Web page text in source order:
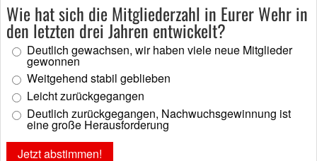
Wie hat sich die Mitgliederzahl in Eurer Wehr in
den letzten drei Jahren entwickelt?
Deutlich gewachsen, wir haben viele neue Mitglieder
gewonnen
Weitgehend stabil geblieben
Leicht zurückgegangen
Deutlich zurückgegangen, Nachwuchsgewinnung ist
eine große Herausforderung